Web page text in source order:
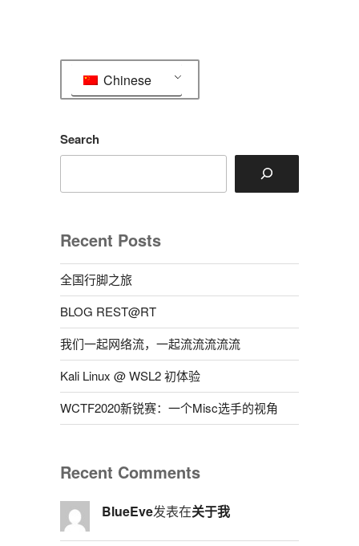
Chinese
Search
Recent Posts
全国行脚之旅
BLOG REST@RT
我们一起网络流，一起流流流流流
Kali Linux @ WSL2 初体验
WCTF2020新锐赛：一个Misc选手的视角
Recent Comments
BlueEve发表在关于我